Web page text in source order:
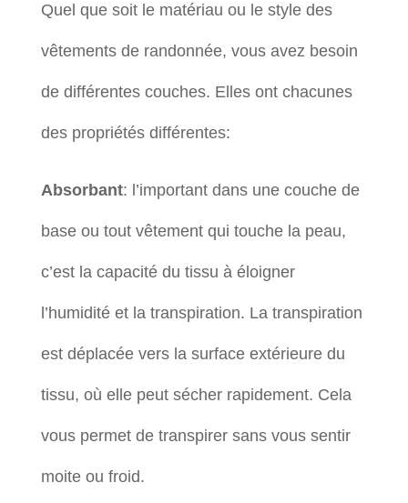
Quel que soit le matériau ou le style des
vêtements de randonnée, vous avez besoin
de différentes couches. Elles ont chacunes
des propriétés différentes:
Absorbant: l’important dans une couche de
base ou tout vêtement qui touche la peau,
c’est la capacité du tissu à éloigner
l’humidité et la transpiration. La transpiration
est déplacée vers la surface extérieure du
tissu, où elle peut sécher rapidement. Cela
vous permet de transpirer sans vous sentir
moite ou froid.